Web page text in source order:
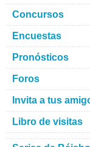
Concursos
Encuestas
Pronósticos
Foros
Invita a tus
Libro de visitas